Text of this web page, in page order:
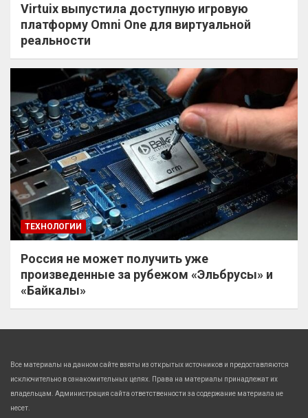
Virtuix выпустила доступную игровую
платформу Omni One для виртуальной
реальности
ТЕХНОЛОГИИ
Россия не может получить уже
произведенные за рубежом «Эльбрусы» и
«Байкалы»
Все материалы на данном сайте взяты из открытых источников и предоставляются
исключительно в ознакомительных целях. Права на материалы принадлежат их
владельцам. Администрация сайта ответственности за содержание материала не
несет.